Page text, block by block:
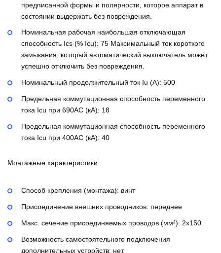
предписанной формы и полярности, которое аппарат в
состоянии выдержать без повреждения.
Номинальная рабочая наибольшая отключающая
способность Ics (% Icu): 75 Максимальный ток короткого
замыкания, который автоматический выключатель может
успешно отключить без повреждения.
Номинальный продолжительный ток Iu (А): 500
Предельная коммутационная способность переменного
тока Icu при 690AC (кА): 18
Предельная коммутационная способность переменного
тока Icu при 400АС (кА): 40
Монтажные характеристики
Способ крепления (монтажа): винт
Присоединение внешних проводников: переднее
Макс. сечение присоединяемых проводов (мм²): 2х150
Возможность самостоятельного подключения
дополнительных устройств: нет